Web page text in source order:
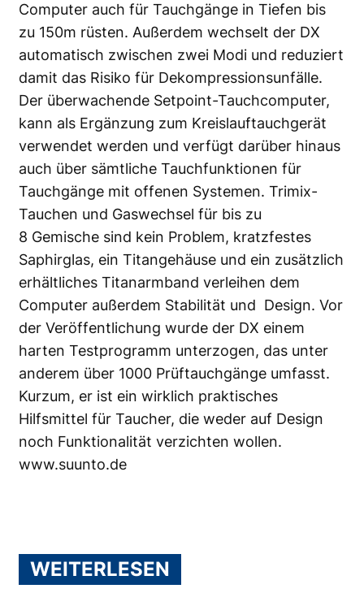
Computer auch für Tauchgänge in Tiefen bis
zu 150m rüsten. Außerdem wechselt der DX
automatisch zwischen zwei Modi und reduziert
damit das Risiko für Dekompressionsunfälle.
Der überwachende Setpoint-Tauchcomputer,
kann als Ergänzung zum Kreislauftauchgerät
verwendet werden und verfügt darüber hinaus
auch über sämtliche Tauchfunktionen für
Tauchgänge mit offenen Systemen. Trimix-
Tauchen und Gaswechsel für bis zu
8 Gemische sind kein Problem, kratzfestes
Saphirglas, ein Titangehäuse und ein zusätzlich
erhältliches Titanarmband verleihen dem
Computer außerdem Stabilität und Design. Vor
der Veröffentlichung wurde der DX einem
harten Testprogramm unterzogen, das unter
anderem über 1000 Prüftauchgänge umfasst.
Kurzum, er ist ein wirklich praktisches
Hilfsmittel für Taucher, die weder auf Design
noch Funktionalität verzichten wollen.
www.suunto.de
WEITERLESEN